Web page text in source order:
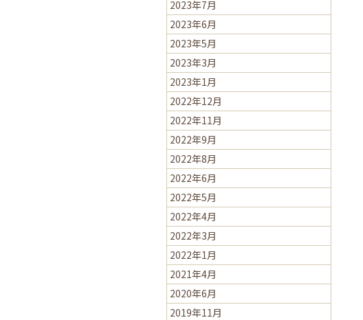
2023年7月
2023年6月
2023年5月
2023年3月
2023年1月
2022年12月
2022年11月
2022年9月
2022年8月
2022年6月
2022年5月
2022年4月
2022年3月
2022年1月
2021年4月
2020年6月
2019年11月